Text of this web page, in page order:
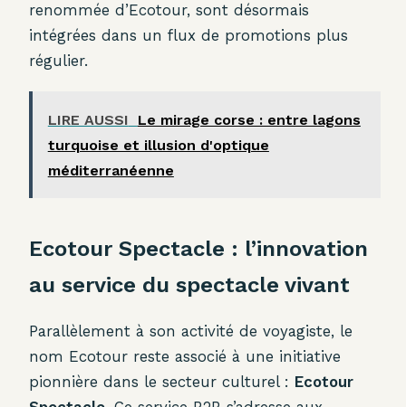
renommée d’Ecotour, sont désormais
intégrées dans un flux de promotions plus
régulier.
LIRE AUSSI
Le mirage corse : entre lagons
turquoise et illusion d'optique
méditerranéenne
Ecotour Spectacle : l’innovation
au service du spectacle vivant
Parallèlement à son activité de voyagiste, le
nom Ecotour reste associé à une initiative
pionnière dans le secteur culturel : Ecotour